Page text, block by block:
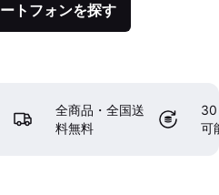
トフォンを探す
全商品・全国送
料無料
30
可